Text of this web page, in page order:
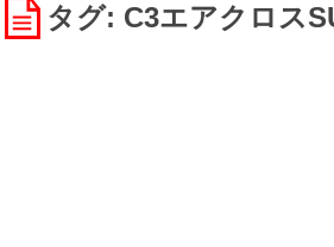
タグ: C3エアクロス